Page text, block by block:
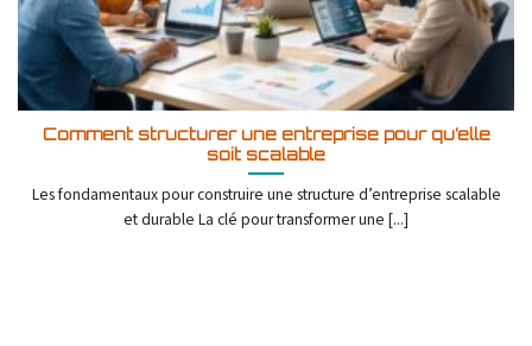
Comment structurer une entreprise pour qu’elle
soit scalable
Les fondamentaux pour construire une structure d’entreprise scalable
et durable La clé pour transformer une [...]